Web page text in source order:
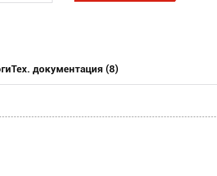
Тех. документация (8)